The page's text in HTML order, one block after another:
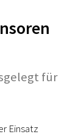
für
Einsatz